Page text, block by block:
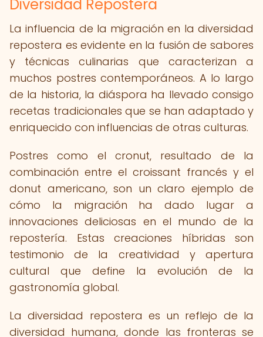
Diversidad Repostera
La influencia de la migración en la diversidad
repostera es evidente en la fusión de sabores
y técnicas culinarias que caracterizan a
muchos postres contemporáneos. A lo largo
de la historia, la diáspora ha llevado consigo
recetas tradicionales que se han adaptado y
enriquecido con influencias de otras culturas.
Postres como el cronut, resultado de la
combinación entre el croissant francés y el
donut americano, son un claro ejemplo de
cómo la migración ha dado lugar a
innovaciones deliciosas en el mundo de la
repostería. Estas creaciones híbridas son
testimonio de la creatividad y apertura
cultural que define la evolución de la
gastronomía global.
La diversidad repostera es un reflejo de la
diversidad humana, donde las fronteras se